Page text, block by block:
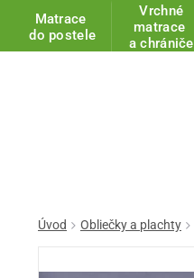
Matrace
do postele
Vrchné
matrace
a chrániče
Úvod Obliečky a plachty